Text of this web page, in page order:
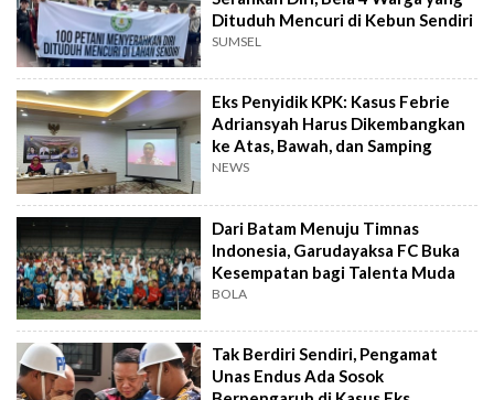
Dituduh Mencuri di Kebun Sendiri
SUMSEL
Eks Penyidik KPK: Kasus Febrie
Adriansyah Harus Dikembangkan
ke Atas, Bawah, dan Samping
NEWS
Dari Batam Menuju Timnas
Indonesia, Garudayaksa FC Buka
Kesempatan bagi Talenta Muda
BOLA
Tak Berdiri Sendiri, Pengamat
Unas Endus Ada Sosok